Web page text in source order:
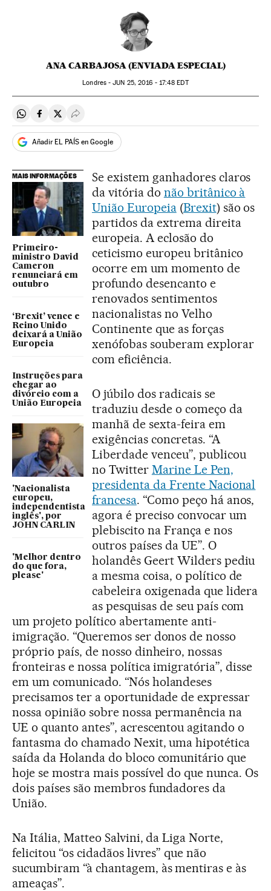
ANA CARBAJOSA (ENVIADA ESPECIAL)
Londres -JUN 25, 2016 - 17:48 EDT
Compartir en Whatsapp
Compartir en Facebook
Compartir en Twitter
Desplegar Redes Sociales
Añadir EL PAÍS en Google
MAIS INFORMAÇÕES
Primeiro-
ministro David
Cameron
renunciará em
outubro
‘Brexit’ vence e
Reino Unido
deixará a União
Europeia
Instruções para
chegar ao
divórcio com a
União Europeia
'Nacionalista
europeu,
independentista
inglês', por
JOHN CARLIN
'Melhor dentro
do que fora,
please'
Se existem ganhadores claros
da vitória do não britânico à
União Europeia(Brexit) são os
partidos da extrema direita
europeia. A eclosão do
ceticismo europeu britânico
ocorre em um momento de
profundo desencanto e
renovados sentimentos
nacionalistas no Velho
Continente que as forças
xenófobas souberam explorar
com eficiência.
O júbilo dos radicais se
traduziu desde o começo da
manhã de sexta-feira em
exigências concretas. “A
Liberdade venceu”, publicou
no Twitter Marine Le Pen,
presidenta da Frente Nacional
francesa. “Como peço há anos,
agora é preciso convocar um
plebiscito na França e nos
outros países da UE”. O
holandês Geert Wilders pediu
a mesma coisa, o político de
cabeleira oxigenada que lidera
as pesquisas de seu país com
um projeto político abertamente anti-
imigração. “Queremos ser donos de nosso
próprio país, de nosso dinheiro, nossas
fronteiras e nossa política imigratória”, disse
em um comunicado. “Nós holandeses
precisamos ter a oportunidade de expressar
nossa opinião sobre nossa permanência na
UE o quanto antes”, acrescentou agitando o
fantasma do chamado Nexit, uma hipotética
saída da Holanda do bloco comunitário que
hoje se mostra mais possível do que nunca. Os
dois países são membros fundadores da
União.
Na Itália, Matteo Salvini, da Liga Norte,
felicitou “os cidadãos livres” que não
sucumbiram “à chantagem, às mentiras e às
ameaças”.